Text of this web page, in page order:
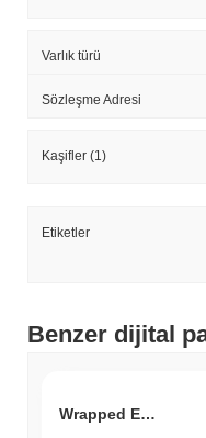
Varlık türü
Sözleşme Adresi
Kaşifler (1)
Etiketler
Benzer dijital
Wrapped EverGreenCoin